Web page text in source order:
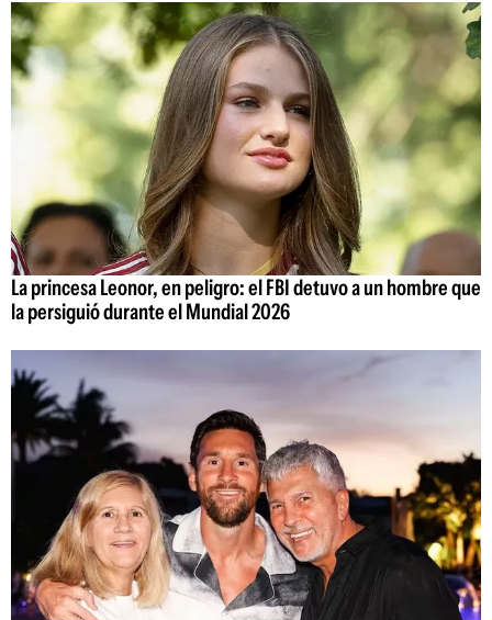
La princesa Leonor, en peligro: el FBI detuvo a un hombre que
la persiguió durante el Mundial 2026